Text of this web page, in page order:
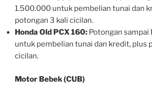
1.500.000 untuk pembelian tunai dan
potongan 3 kali cicilan.
Honda Old PCX 160: Potongan sampai
untuk pembelian tunai dan kredit, plus
cicilan.
Motor Bebek (CUB)